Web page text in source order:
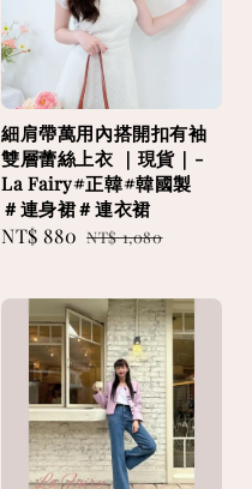
細肩帶萬用內搭開扣有袖
雙層蕾絲上衣 ｜現貨｜-
La Fairy#正韓#韓國製
＃連身裙＃連衣裙
Sale
NT$ 880 Regular
NT$ 1,080